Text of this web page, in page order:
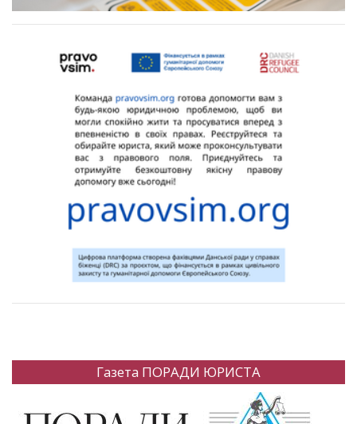
Газета ПОРАДИ ЮРИСТА